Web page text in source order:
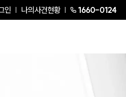
인 나의사건현황 1660-0124